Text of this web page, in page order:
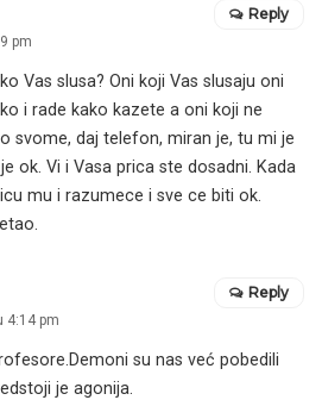
pm
Vas slusa? Oni koji Vas slusaju oni
i rade kako kazete a oni koji ne
svome, daj telefon, miran je, tu mi je
ok. Vi i Vasa prica ste dosadni. Kada
mu i razumece i sve ce biti ok.
Reply
4:14 pm
su nas već pobedili
je agonija.
Reply